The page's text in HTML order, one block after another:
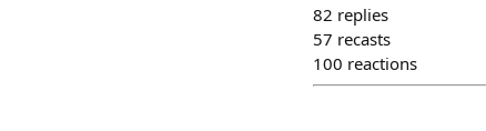
82 replies
57 recasts
100 reactions